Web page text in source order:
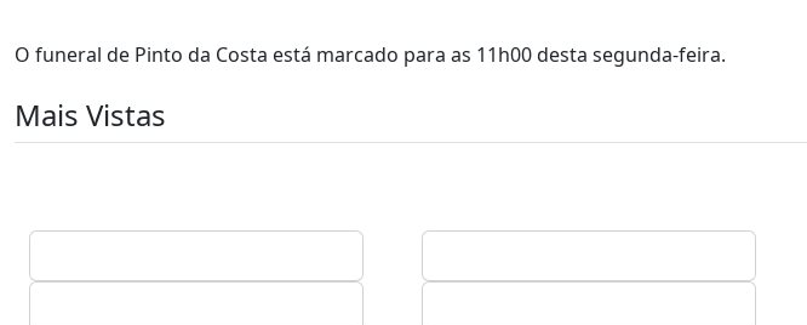
O funeral de Pinto da Costa está marcado para as 11h00 desta segunda-feira.
Mais Vistas